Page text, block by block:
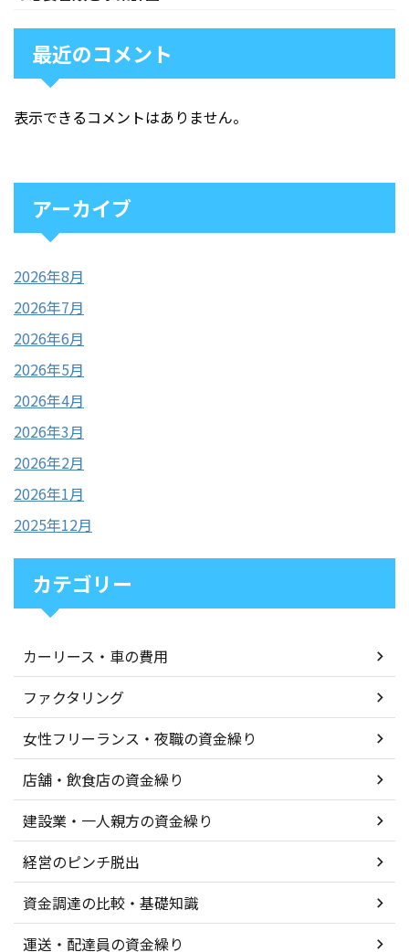
最近のコメント
表示できるコメントはありません。
アーカイブ
2026年8月
2026年7月
2026年6月
2026年5月
2026年4月
2026年3月
2026年2月
2026年1月
2025年12月
カテゴリー
カーリース・車の費用
ファクタリング
女性フリーランス・夜職の資金繰り
店舗・飲食店の資金繰り
建設業・一人親方の資金繰り
経営のピンチ脱出
資金調達の比較・基礎知識
運送・配達員の資金繰り